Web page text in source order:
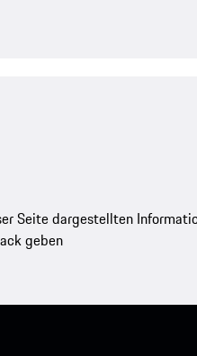
Seite dargestellten
geben